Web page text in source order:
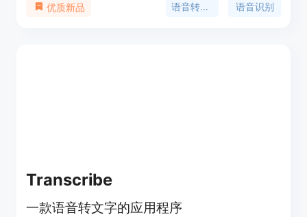
会议记录、访谈转录、学习笔记等场景。
优质新品 语音转文字 语音识别
Transcribe
一款语音转文字的应用程序